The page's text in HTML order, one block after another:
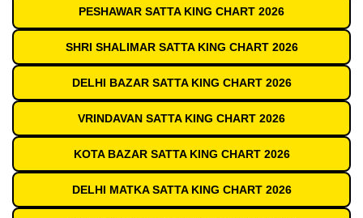
PESHAWAR SATTA KING CHART 2026
SHRI SHALIMAR SATTA KING CHART 2026
DELHI BAZAR SATTA KING CHART 2026
VRINDAVAN SATTA KING CHART 2026
KOTA BAZAR SATTA KING CHART 2026
DELHI MATKA SATTA KING CHART 2026